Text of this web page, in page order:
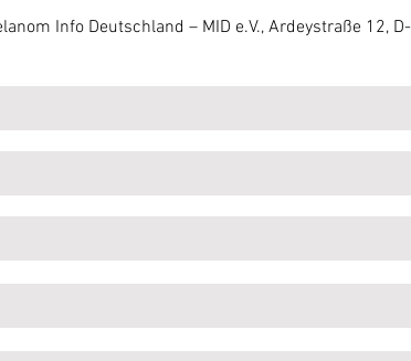
Info Deutschland – MID e.V., Ardeystraße 12,